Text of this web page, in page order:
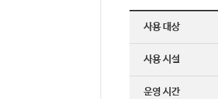
사용 대상
사용 시설
운영 시간